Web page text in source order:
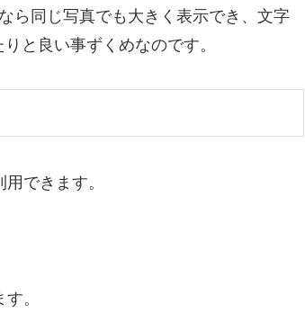
ら同じ写真でも大きく表示でき、文字
と良い事ずくめなのです。
できます。
。